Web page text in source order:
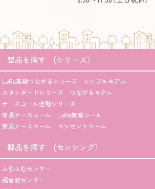
製品を探す (シリーズ）
LoRa無線つながるシリーズ シンプルモデル
スタンダードシリーズ つながるモデル
ナースコール連動シリーズ
簡易ナースコール LoRa無線コール
簡易ナースコール コンセントコール
製品を探す (センシング）
ふむふむセンサー
超音波センサー